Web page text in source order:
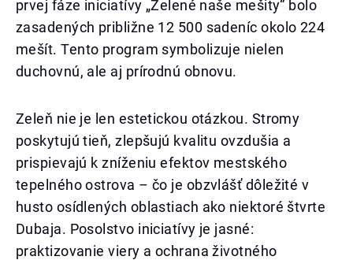
prvej fáze iniciatívy „Zelené naše mešity“ bolo
zasadených približne 12 500 sadeníc okolo 224
mešít. Tento program symbolizuje nielen
duchovnú, ale aj prírodnú obnovu.
Zeleň nie je len estetickou otázkou. Stromy
poskytujú tieň, zlepšujú kvalitu ovzdušia a
prispievajú k zníženiu efektov mestského
tepelného ostrova – čo je obzvlášť dôležité v
husto osídlených oblastiach ako niektoré štvrte
Dubaja. Posolstvo iniciatívy je jasné:
praktizovanie viery a ochrana životného